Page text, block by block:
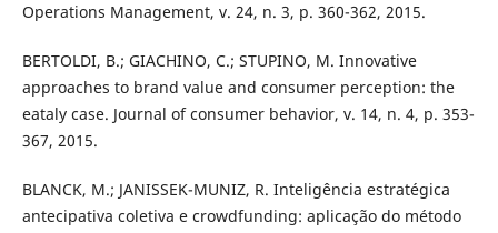
Operations Management, v. 24, n. 3, p. 360-362, 2015.
BERTOLDI, B.; GIACHINO, C.; STUPINO, M. Innovative
approaches to brand value and consumer perception: the
eataly case. Journal of consumer behavior, v. 14, n. 4, p. 353-
367, 2015.
BLANCK, M.; JANISSEK-MUNIZ, R. Inteligência estratégica
antecipativa coletiva e crowdfunding: aplicação do método